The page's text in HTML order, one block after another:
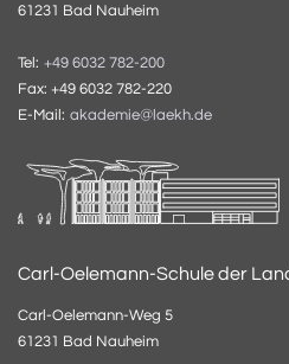
61231 Bad Nauheim
Tel: +49 6032 782-200
Fax: +49 6032 782-220
E-Mail: akademie@laekh.de
Carl-Oelemann-Schule der
Carl-Oelemann-Weg 5
61231 Bad Nauheim